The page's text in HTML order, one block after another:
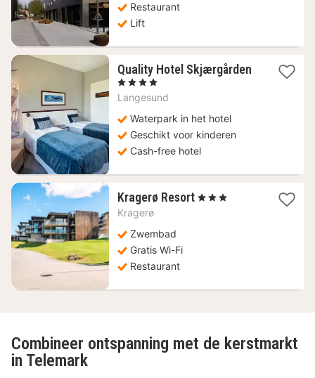
Restaurant
Lift
Quality Hotel Skjærgården
1
nacht
vanaf
130,68
€
, 4 Sterren
Langesund
Waterpark in het hotel
Geschikt voor kinderen
Cash-free hotel
Kragerø Resort 1
, 3 Sterren
Kragerø
Zwembad
Gratis Wi-Fi
Restaurant
Combineer ontspanning met de kerstmarkt
in Telemark